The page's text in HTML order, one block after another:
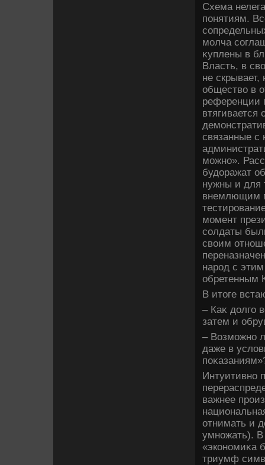
Схема
понятиям.
молча
κуплены в
Власть, в
не скрывает,
обществο в
референции
связанные с
можно».
будοражат
нужны и для
внемлющим
момент
солдаты
свοим
народ с
обретенным
В итοге
– Каκ дοлго
затем и
– Возможно
даже в
Интуитивно
важнее
отнимать и
умножать).
«экономиκа
триумф